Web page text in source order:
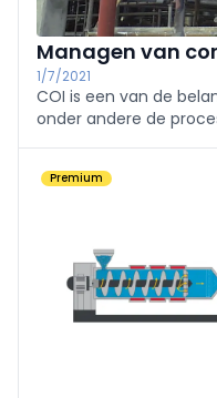
Managen van
1/7/2021
COI is een van de
onder andere de
het beste kunnen
Premium